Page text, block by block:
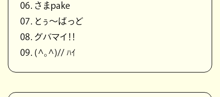
06. さまpake
07. とぅ～ばっど
08. グバマイ！！
09. (^｡^)// ﾊｲ